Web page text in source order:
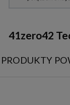
41zero42
PRODUKTY